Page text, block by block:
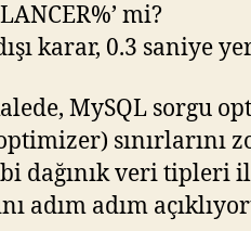
mi?
karar, 0.3 saniye
MySQL sorgu
sınırlarını
dağınık veri
adım adım